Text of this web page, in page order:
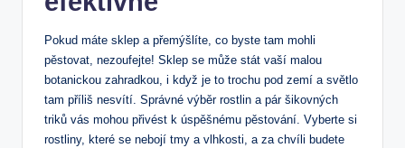
Pokud máte sklep a přemýšlíte, co byste tam mohli ​
pěstovat, nezoufejte! Sklep se může stát vaší malou
botanickou zahradkou, i když je to trochu pod zemí a světlo
tam příliš nesvítí. Správné ⁢výběr rostlin a pár šikovných
triků vás mohou přivést k úspěšnému pěstování. Vyberte si
rostliny, které ⁤se nebojí tmy a vlhkosti, a za chvíli budete